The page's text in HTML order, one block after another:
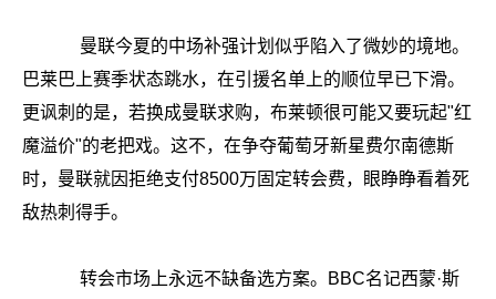
曼联今夏的中场补强计划似乎陷入了微妙的境地。
巴莱巴上赛季状态跳水，在引援名单上的顺位早已下滑。
更讽刺的是，若换成曼联求购，布莱顿很可能又要玩起"红
魔溢价"的老把戏。这不，在争夺葡萄牙新星费尔南德斯
时，曼联就因拒绝支付8500万固定转会费，眼睁睁看着死
敌热刺得手。
转会市场上永远不缺备选方案。BBC名记西蒙·斯